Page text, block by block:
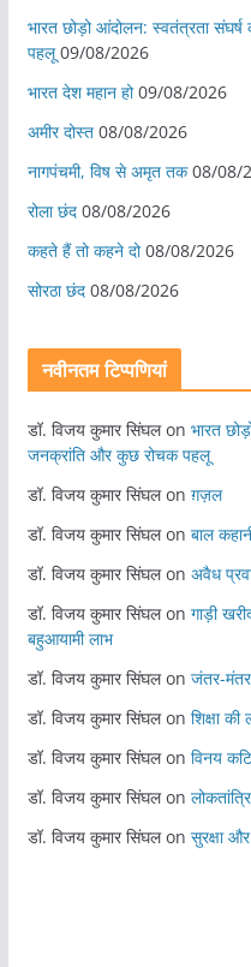
भारत छोड़ो आंदोलन: स्वतंत्रता
पहलू 09/08/2026
भारत देश महान हो 09/08/2026
अमीर दोस्त 08/08/2026
नागपंचमी, ​विष से अमृत तक 08/08/
रोला छंद 08/08/2026
कहते हैं तो कहने दो 08/08/2026
सोरठा छंद 08/08/2026
नवीनतम टिप्पणियां
डॉ. विजय कुमार सिंघलon भारत
जनक्रांति और कुछ रोचक पहलू
डॉ. विजय कुमार सिंघलon ग़ज़ल
डॉ. विजय कुमार सिंघलon बाल
डॉ. विजय कुमार सिंघलon अवैध
डॉ. विजय कुमार सिंघलon गाड़ी
बहुआयामी लाभ
डॉ. विजय कुमार सिंघलon जंतर-
डॉ. विजय कुमार सिंघलon शिक्षा
डॉ. विजय कुमार सिंघलon विनय
डॉ. विजय कुमार सिंघलon
डॉ. विजय कुमार सिंघलon सुरक्षा